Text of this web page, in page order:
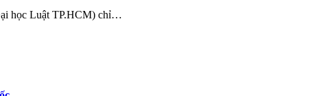
học Luật TP.HCM) chỉ…